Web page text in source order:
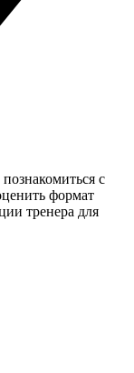
с
формат
тренера для